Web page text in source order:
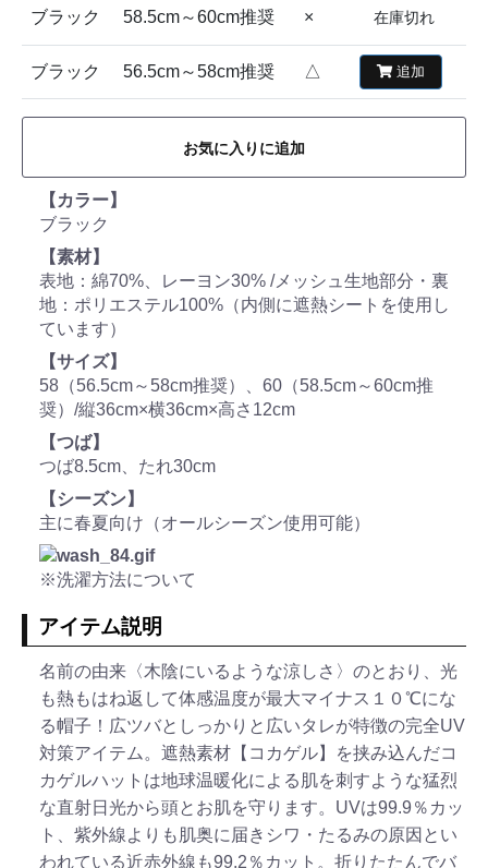
ブラック 58.5cm～60cm推奨 × 在庫切れ
ブラック 56.5cm～58cm推奨 △ 追加
お気に入りに追加
【カラー】
ブラック
【素材】
表地：綿70%、レーヨン30% /メッシュ生地部分・裏
地：ポリエステル100%（内側に遮熱シートを使用し
ています）
【サイズ】
58（56.5cm～58cm推奨）、60（58.5cm～60cm推
奨）/縦36cm×横36cm×高さ12cm
【つば】
つば8.5cm、たれ30cm
【シーズン】
主に春夏向け（オールシーズン使用可能）
※洗濯方法について
アイテム説明
名前の由来〈木陰にいるような涼しさ〉のとおり、光
も熱もはね返して体感温度が最大マイナス１０℃にな
る帽子！広ツバとしっかりと広いタレが特徴の完全UV
対策アイテム。遮熱素材【コカゲル】を挟み込んだコ
カゲルハットは地球温暖化による肌を刺すような猛烈
な直射日光から頭とお肌を守ります。UVは99.9％カッ
ト、紫外線よりも肌奥に届きシワ・たるみの原因とい
われている近赤外線も99.2％カット。折りたたんでバ